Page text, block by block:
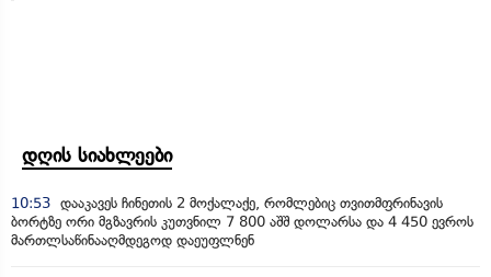
დღის სიახლეები
10:53 დააკავეს ჩინეთის 2 მოქალაქე, რომლებიც თვითმფრინავის
ბორტზე ორი მგზავრის კუთვნილ 7 800 აშშ დოლარსა და 4 450 ევროს
მართლსაწინააღმდეგოდ დაეუფლნენ